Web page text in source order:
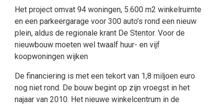
Het project omvat 94 woningen, 5.600 m2 winkelruimte
en een parkeergarage voor 300 auto’s rond een nieuw
plein, aldus de regionale krant De Stentor. Voor de
nieuwbouw moeten wel twaalf huur- en vijf
koopwoningen wijken
De financiering is met een tekort van 1,8 miljoen euro
nog niet rond. De bouw begint op zijn vroegst in het
najaar van 2010. Het nieuwe winkelcentrum in de